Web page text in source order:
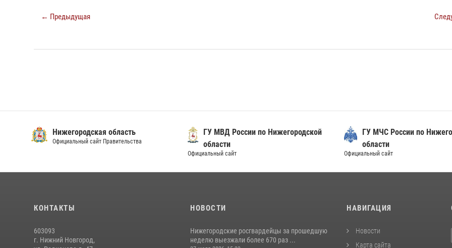
← Предыдущая
Нижегородская область
Официальный сайт Правительства
ГУ МВД России по Нижегородской
области
Официальный сайт
ГУ МЧС России по
области
Официальный сайт
КОНТАКТЫ
603093
г. Нижний Новгород,
НОВОСТИ
Нижегородские росгвардейцы за прошедшую
неделю выезжали более 670 раз ...
НАВИГАЦИЯ
Новости
Карта сайта